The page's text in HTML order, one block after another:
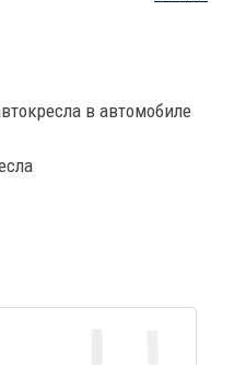
в автомобиле